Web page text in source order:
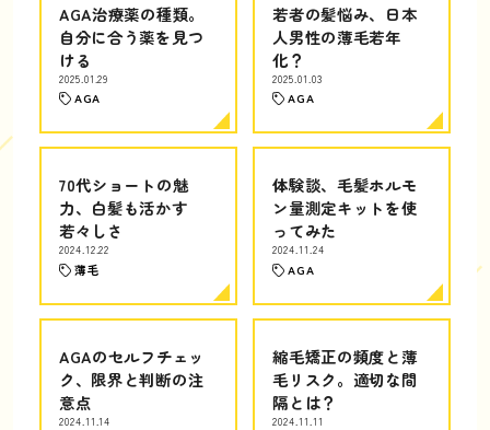
AGA治療薬の種類。
自分に合う薬を見つ
ける
2025.01.29
AGA
若者の髪悩み、日本
人男性の薄毛若年
化？
2025.01.03
AGA
70代ショートの魅
力、白髪も活かす
若々しさ
2024.12.22
薄毛
体験談、毛髪ホルモ
ン量測定キットを使
ってみた
2024.11.24
AGA
AGAのセルフチェッ
ク、限界と判断の注
意点
2024.11.14
縮毛矯正の頻度と薄
毛リスク。適切な間
隔とは？
2024.11.11